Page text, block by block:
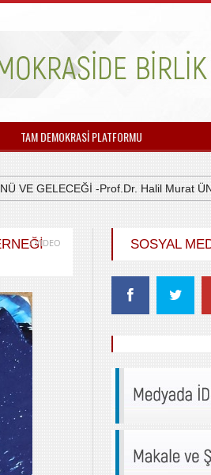
TAM DEMOKRASİ PLATFORMU
GELECEĞİ -Prof.Dr. Halil Murat
/ VİDEO SOSYAL